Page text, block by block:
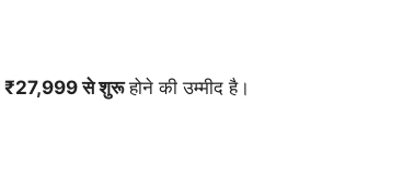
₹27,999 से शुरूहोने की उम्मीद है।